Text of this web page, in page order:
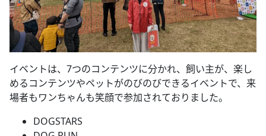
イベントは、7つのコンテンツに分かれ、飼い主が、楽し
めるコンテンツやペットがのびのびできるイベントで、来
場者もワンちゃんも笑顔で参加されておりました。
DOGSTARS